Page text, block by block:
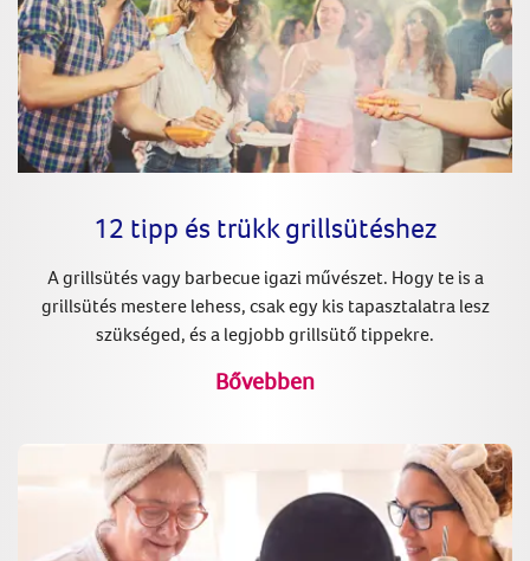
12 tipp és trükk grillsütéshez
A grillsütés vagy barbecue igazi művészet. Hogy te is a
grillsütés mestere lehess, csak egy kis tapasztalatra lesz
szükséged, és a legjobb grillsütő tippekre.
Bővebben